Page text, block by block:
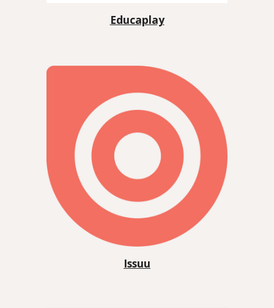
Educaplay
Issuu